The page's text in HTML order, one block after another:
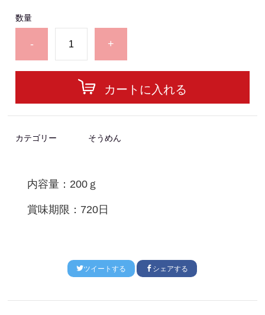
数量
- +
カートに入れる
カテゴリー そうめん
内容量：200ｇ
賞味期限：720日
ツイートする シェアする